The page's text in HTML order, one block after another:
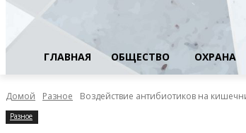
ГЛАВНАЯ ОБЩЕСТВО ОХРАНА
Домой Разное Воздействие антибиотиков на
Разное